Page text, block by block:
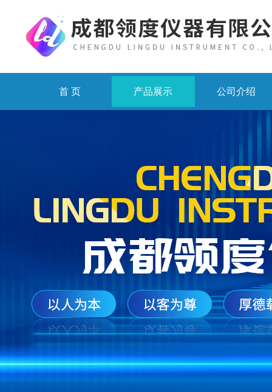
首 页 产品展示 公司介绍